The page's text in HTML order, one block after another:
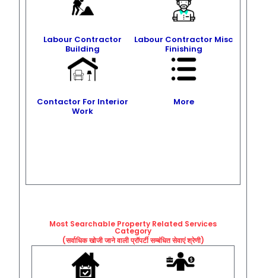
Labour Contractor
Building
Labour Contractor Misc
Finishing
Contactor For Interior
Work
More
Most Searchable Property Related Services
Category
(सर्वाधिक खोजी जाने वाली प्रॉपर्टी सम्बंधित सेवाएं श्रेणी)